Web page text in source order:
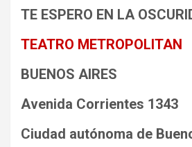
TE ESPERO EN LA
TEATRO METROPOLITAN
BUENOS AIRES
Avenida Corrientes 1343
Ciudad autónoma de